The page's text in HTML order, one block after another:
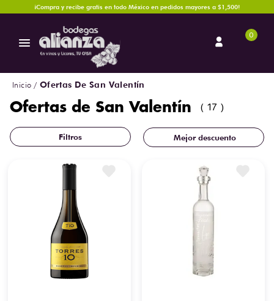
¡Compra y recibe gratis en todo México en pedidos mayores a $1,500!
0
Ofertas De San Valentín
Ofertas de San Valentín 17
Mejor descuento